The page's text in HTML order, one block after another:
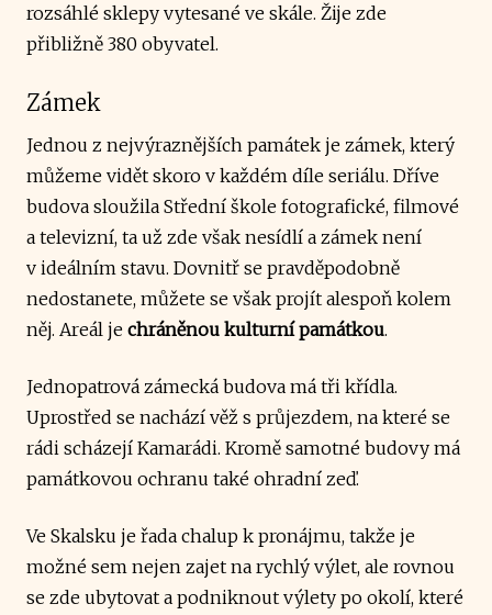
rozsáhlé sklepy vytesané ve skále. Žije zde
přibližně 380 obyvatel.
Zámek
Jednou z nejvýraznějších památek je zámek, který
můžeme vidět skoro v každém díle seriálu. Dříve
budova sloužila Střední škole fotografické, filmové
a televizní, ta už zde však nesídlí a zámek není
v ideálním stavu. Dovnitř se pravděpodobně
nedostanete, můžete se však projít alespoň kolem
něj. Areál je chráněnou kulturní památkou.
Jednopatrová zámecká budova má tři křídla.
Uprostřed se nachází věž s průjezdem, na které se
rádi scházejí Kamarádi. Kromě samotné budovy má
památkovou ochranu také ohradní zeď.
Ve Skalsku je řada chalup k pronájmu, takže je
možné sem nejen zajet na rychlý výlet, ale rovnou
se zde ubytovat a podniknout výlety po okolí, které